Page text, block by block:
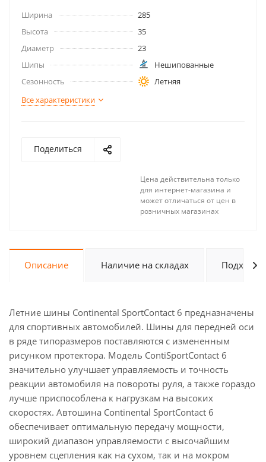
Ширина
285
Высота
35
Диаметр
23
Шипы
Нешипованные
Сезонность
Летняя
Все характеристики
Поделиться
Цена действительна только
для интернет-магазина и
может отличаться от цен в
розничных магазинах
Описание Наличие на складах Подходит
Летние шины Continental SportContact 6 предназначены
для спортивных автомобилей. Шины для передней оси
в ряде типоразмеров поставляются с измененным
рисунком протектора. Модель ContiSportContact 6
значительно улучшает управляемость и точность
реакции автомобиля на повороты руля, а также гораздо
лучше приспособлена к нагрузкам на высоких
скоростях. Автошина Continental SportContact 6
обеспечивает оптимальную передачу мощности,
широкий диапазон управляемости с высочайшим
уровнем сцепления как на сухом, так и на мокром